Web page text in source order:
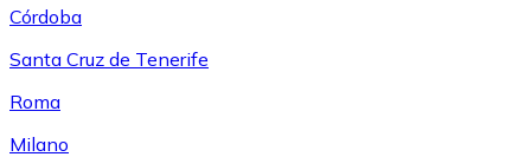
Córdoba
Santa Cruz de Tenerife
Roma
Milano